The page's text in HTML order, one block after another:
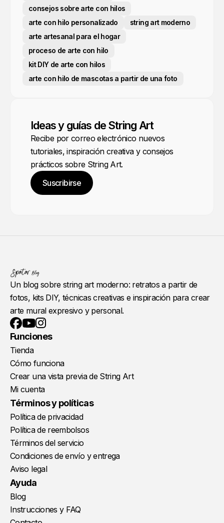
consejos sobre arte con hilos
arte con hilo personalizado
string art moderno
arte artesanal para el hogar
proceso de arte con hilo
kit DIY de arte con hilos
arte con hilo de mascotas a partir de una foto
Ideas y guías de String Art
Recibe por correo electrónico nuevos
tutoriales, inspiración creativa y consejos
prácticos sobre String Art.
Suscribirse
Un blog sobre string art moderno: retratos a partir de
fotos, kits DIY, técnicas creativas e inspiración para crear
arte mural expresivo y personal.
Facebook
YouTube
Instagram
Funciones
Tienda
Cómo funciona
Crear una vista previa de String Art
Mi cuenta
Términos y políticas
Política de privacidad
Política de reembolsos
Términos del servicio
Condiciones de envío y entrega
Aviso legal
Ayuda
Blog
Instrucciones y FAQ